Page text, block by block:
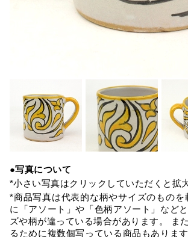
●写真について
*小さい写真はクリックしていただくと拡
*商品写真は代表的な柄やサイズのもの
に「アソート」や「色柄アソート」など
ズや柄が違っている場合があります。 ま
るために複数個写っている商品もありま